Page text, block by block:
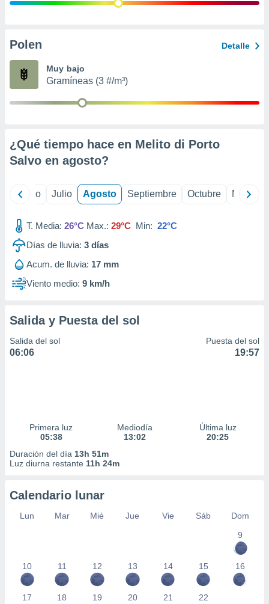
publicidad
de
Polen Detalle
Muy bajo
Gramíneas (3 #/m³)
¿Qué tiempo hace en Melito di Porto
Salvo en agosto?
Junio Julio Agosto Septiembre Octubre
T. Media: 26°C Max.: 29°C Min: 22°C
Días de lluvia: 3 días
Acum. de lluvia: 17 mm
Viento medio: 9 km/h
Salida y Puesta del sol
Salida del sol
06:06
Puesta del sol
19:57
Primera luz
05:38
Mediodía
13:02
Última luz
20:25
Duración del día 13h 51m
Luz diurna restante 11h 24m
Calendario lunar
Lun Mar Mié Jue Vie Sáb
Dom
9
10 11 12 13 14 15 16
17 18 19 20 21 22